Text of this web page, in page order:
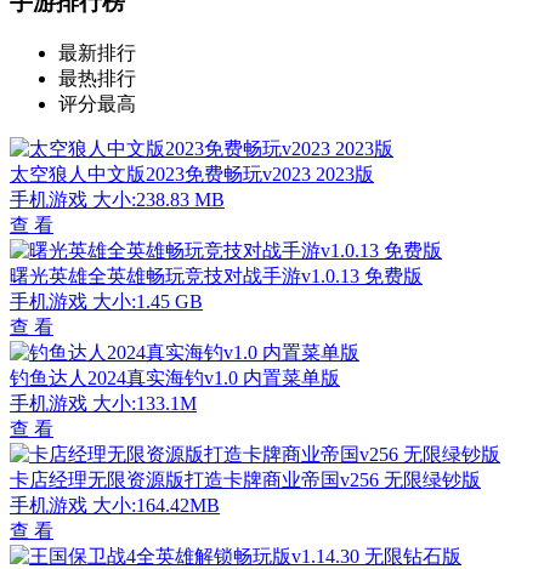
最新排行
最热排行
评分最高
太空狼人中文版2023免费畅玩v2023 2023版
手机游戏 大小:238.83 MB
查 看
曙光英雄全英雄畅玩竞技对战手游v1.0.13 免费版
手机游戏 大小:1.45 GB
查 看
钓鱼达人2024真实海钓v1.0 内置菜单版
手机游戏 大小:133.1M
查 看
卡店经理无限资源版打造卡牌商业帝国v256 无限绿钞版
手机游戏 大小:164.42MB
查 看